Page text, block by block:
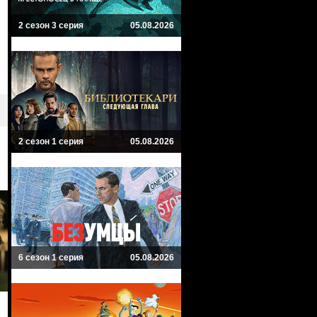
2 сезон 3 серия 05.08.2026
2 сезон 1 серия 05.08.2026
6 сезон 1 серия 05.08.2026